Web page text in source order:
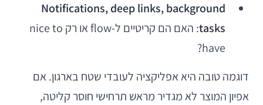
Notifications, deep links, background
tasks
: האם הם קריטיים ל-flow או רק nice to
have?
דוגמה טובה היא אפליקציה לעובדי שטח בארגון. אם
אפיון המוצר לא מגדיר מראש תרחישי חוסר קליטה,